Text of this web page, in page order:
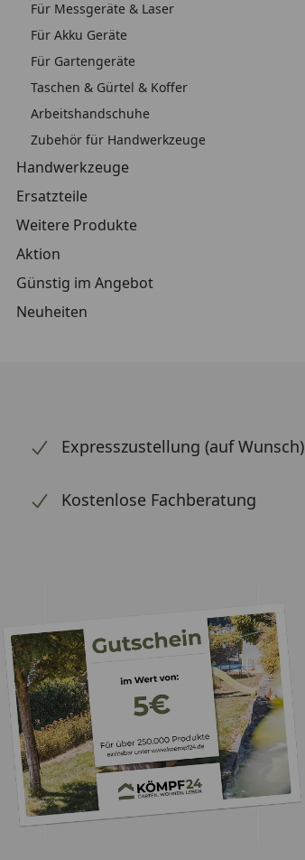
Für Messgeräte & Laser
Für Akku Geräte
Für Gartengeräte
Taschen & Gürtel & Koffer
Arbeitshandschuhe
Zubehör für Handwerkzeuge
Handwerkzeuge
Ersatzteile
Weitere Produkte
Aktion
Günstig im Angebot
Neuheiten
Expresszustellung (auf Wunsch)
Kostenlose Fachberatung